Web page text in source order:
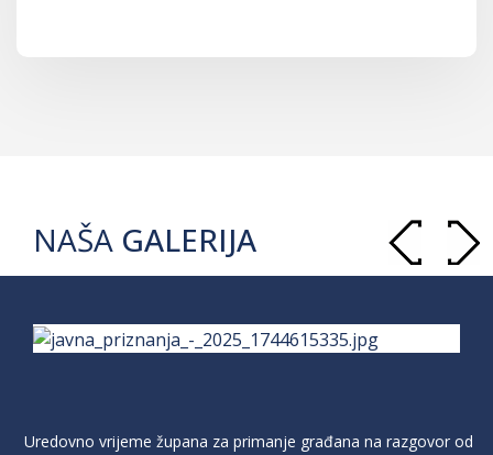
NAŠA GALERIJA
Uredovno vrijeme župana za primanje građana na razgovor od